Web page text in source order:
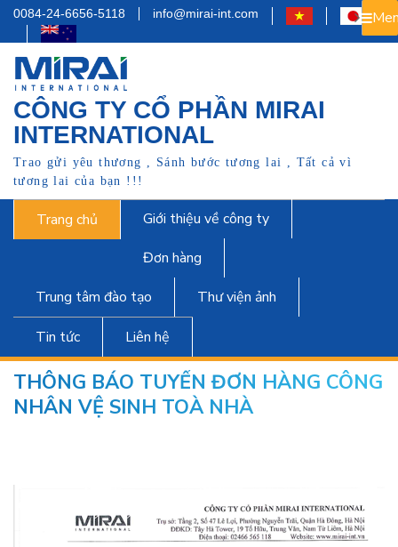
0084-24-6656-5118 info@mirai-int.com
CÔNG TY CỔ PHẦN MIRAI
INTERNATIONAL
Trao gửi yêu thương , Sánh bước tương lai , Tất cả vì
tương lai của bạn !!!
Trang chủ
Giới thiệu về công ty
Đơn hàng
Trung tâm đào tạo
Thư viện ảnh
Tin tức Liên hệ
THÔNG BÁO TUYỂN ĐƠN HÀNG CÔNG
NHÂN VỆ SINH TOÀ NHÀ